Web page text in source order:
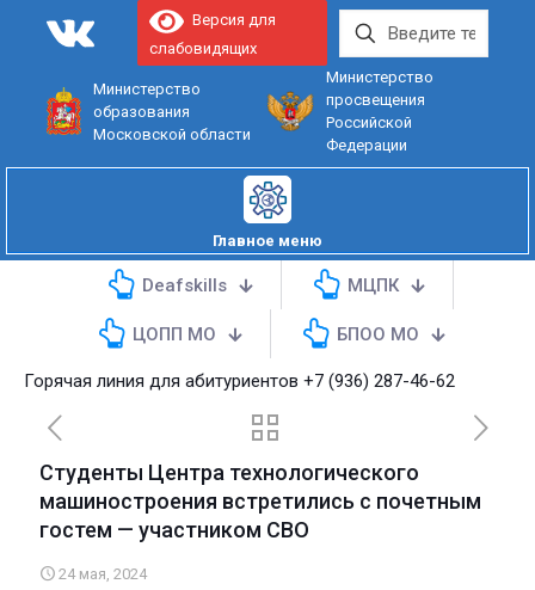
Министерство
образования
Московской области
Министерство
просвещения
Российской
Федерации
Версия для
слабовидящих
Главное меню
Deafskills МЦПК
ЦОПП МО БПОО МО
линия для абитуриентов+7 (936) 287-46-62
Студенты Центра технологического
машиностроения встретились с почетным
гостем — участником СВО
24 мая, 2024